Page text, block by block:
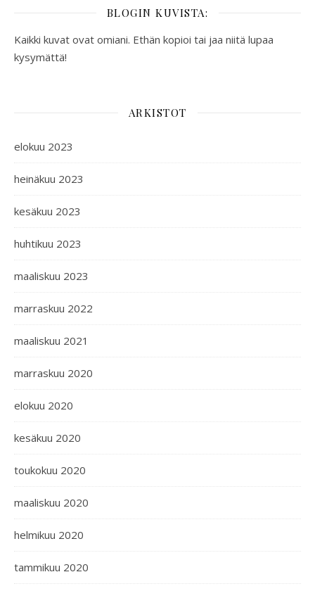
BLOGIN KUVISTA:
Kaikki kuvat ovat omiani. Ethän kopioi tai jaa niitä lupaa
kysymättä!
ARKISTOT
elokuu 2023
heinäkuu 2023
kesäkuu 2023
huhtikuu 2023
maaliskuu 2023
marraskuu 2022
maaliskuu 2021
marraskuu 2020
elokuu 2020
kesäkuu 2020
toukokuu 2020
maaliskuu 2020
helmikuu 2020
tammikuu 2020